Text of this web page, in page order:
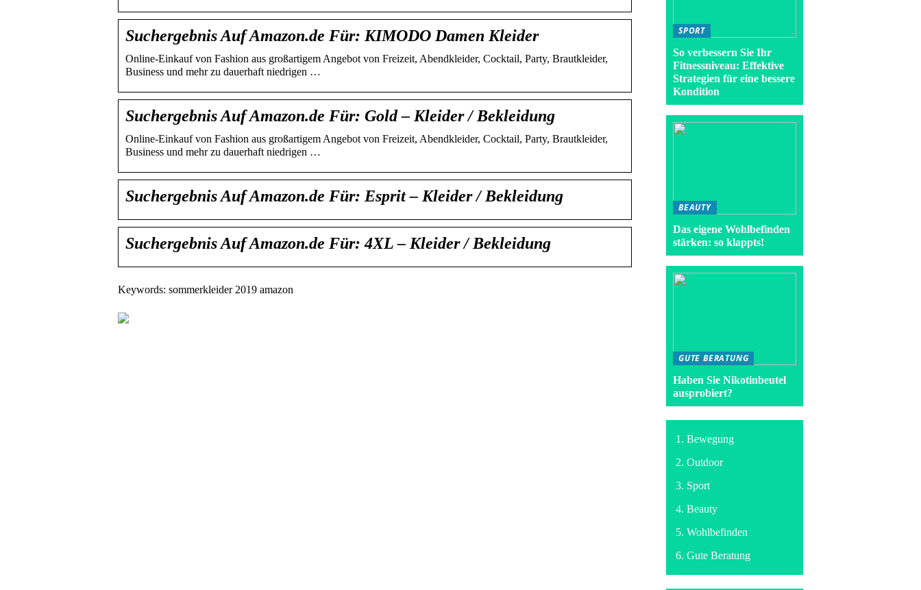
Suchergebnis Auf Amazon.de Für: KIMODO Damen Kleider
Online-Einkauf von Fashion aus großartigem Angebot von Freizeit, Abendkleider, Cocktail, Party, Brautkleider,
Business und mehr zu dauerhaft niedrigen …
Suchergebnis Auf Amazon.de Für: Gold – Kleider / Bekleidung
Online-Einkauf von Fashion aus großartigem Angebot von Freizeit, Abendkleider, Cocktail, Party, Brautkleider,
Business und mehr zu dauerhaft niedrigen …
Suchergebnis Auf Amazon.de Für: Esprit – Kleider / Bekleidung
Suchergebnis Auf Amazon.de Für: 4XL – Kleider / Bekleidung
Keywords: sommerkleider 2019 amazon
SPORT
So verbessern Sie Ihr
Fitnessniveau: Effektive
Strategien für eine bessere
Kondition
BEAUTY
Das eigene Wohlbefinden
stärken: so klappts!
GUTE BERATUNG
Haben Sie Nikotinbeutel
ausprobiert?
Bewegung
Outdoor
Sport
Beauty
Wohlbefinden
Gute Beratung